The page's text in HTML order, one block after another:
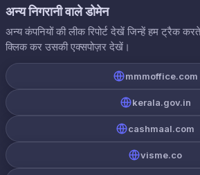
अन्य निगरानी वाले डोमेन
अन्य कंपनियों की लीक रिपोर्ट देखें जिन्हें हम ट्रैक
क्लिक कर उसकी एक्सपोज़र देखें।
mmmoffice.com
kerala.gov.in
cashmaal.com
visme.co